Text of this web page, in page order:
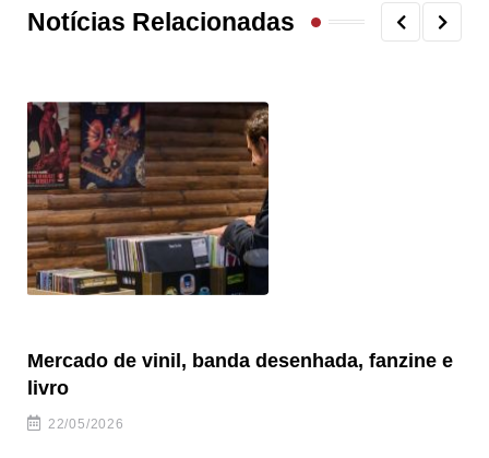
Notícias Relacionadas
Mercado de vinil, banda desenhada, fanzine e
livro
22/05/2026